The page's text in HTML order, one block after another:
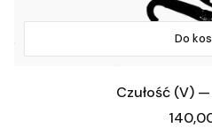
Do
Czułość (V)
Cena